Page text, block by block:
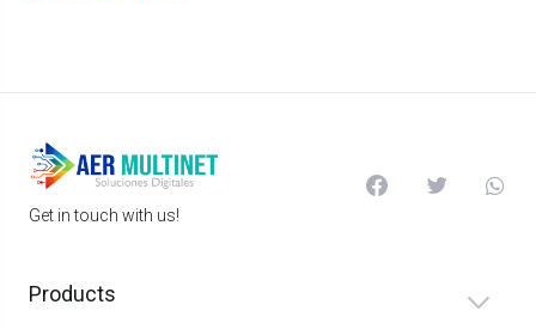
Get in touch with us!
Products